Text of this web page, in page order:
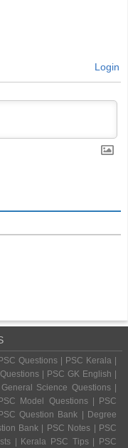
Login
Questions | PSC Kerala |
| PSC GK English |
Science Questions |
Model Questions | PSC
Question Bank | Degree
Bank | PSC Notes | PSC
| Kerala PSC Tips | PSC